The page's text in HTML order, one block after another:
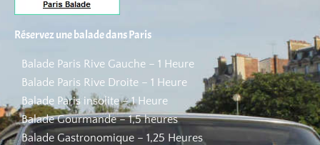
Réservez une balade dans Paris
Balade Paris Rive Gauche – 1 Heure
Balade Paris Rive Droite – 1 Heure
Balade Paris insolite – 1 Heure
Balade Gourmande – 1,5 heures
Balade Gastronomique – 1,25 Heures